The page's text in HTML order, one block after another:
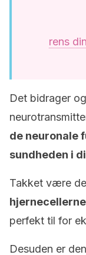
rens
Det bidrager
de neuronale
sundheden i
Takket være
perfekt til for
Desuden er